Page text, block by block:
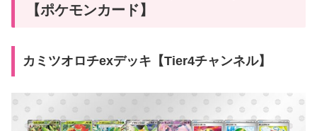
【ポケモンカード】
カミツオロチexデッキ【Tier4チャンネル】